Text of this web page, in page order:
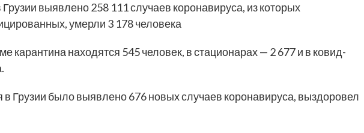
выявлено 258 111 случаев коронавируса, из которых
умерли 3 178 человека
карантина находятся 545 человек, в стационарах — 2 677 и в ковид-
в Грузии было выявлено 676 новых случаев коронавируса, выздоровел